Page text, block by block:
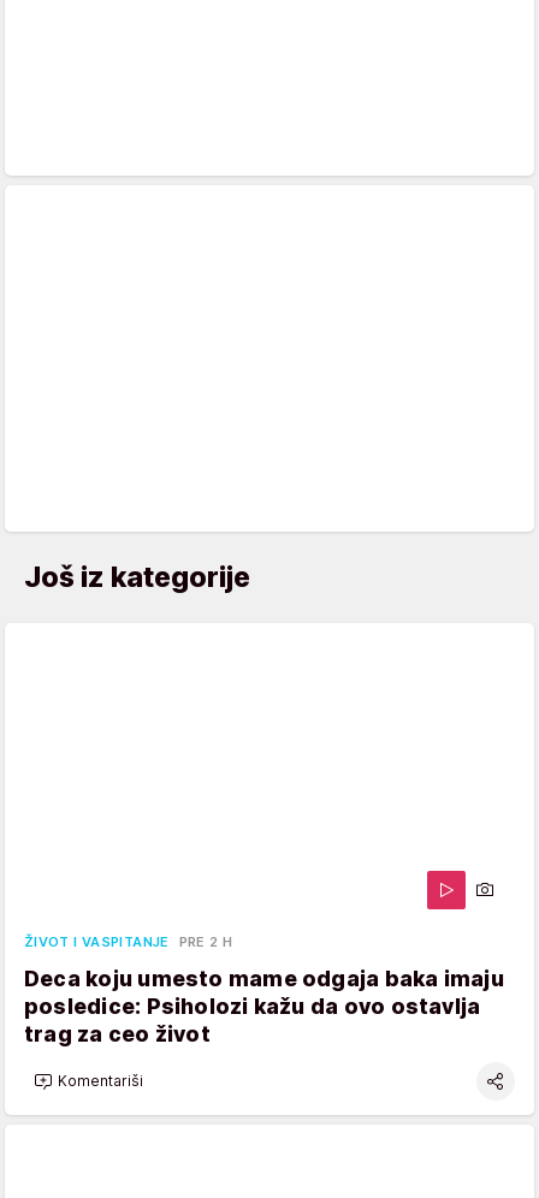
Još iz kategorije
ŽIVOT I VASPITANJE PRE 2 H
Deca koju umesto mame odgaja baka imaju
posledice: Psiholozi kažu da ovo ostavlja
trag za ceo život
Komentariši